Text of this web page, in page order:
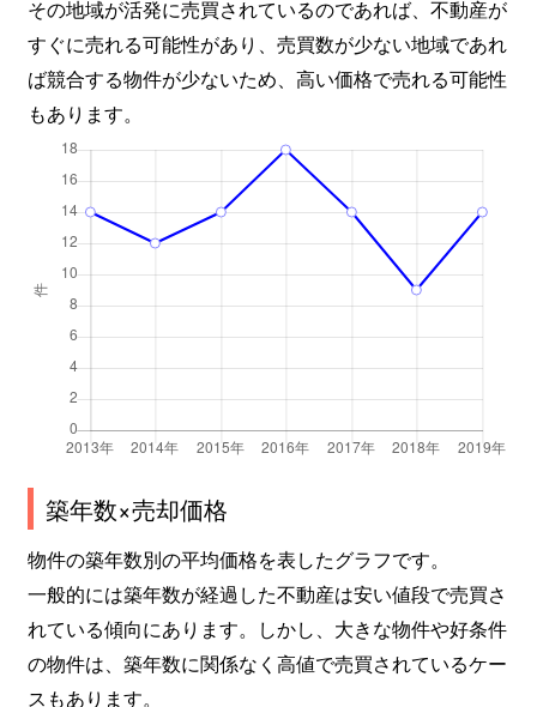
その地域が活発に売買されているのであれば、不動産が
すぐに売れる可能性があり、売買数が少ない地域であれ
ば競合する物件が少ないため、高い価格で売れる可能性
もあります。
築年数×売却価格
物件の築年数別の平均価格を表したグラフです。
一般的には築年数が経過した不動産は安い値段で売買さ
れている傾向にあります。しかし、大きな物件や好条件
の物件は、築年数に関係なく高値で売買されているケー
スもあります。